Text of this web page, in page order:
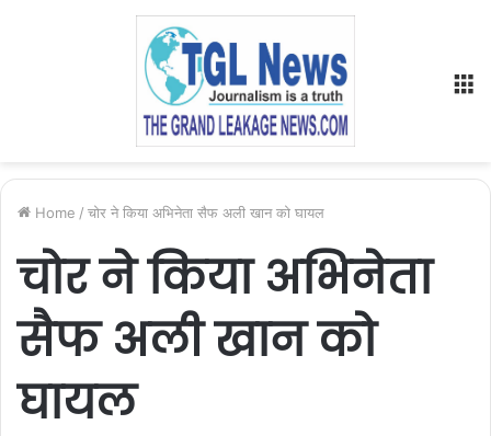
Home / चोर ने किया अभिनेता सैफ अली खान को घायल
चोर ने किया अभिनेता
सैफ अली खान को
घायल